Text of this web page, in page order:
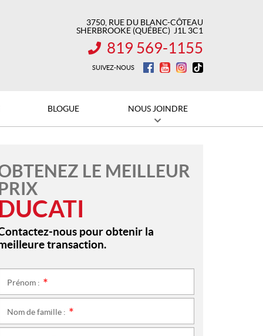
3750, RUE DU BLANC-CÔTEAU
SHERBROOKE (QUÉBEC) J1L 3C1
INFORMATION :
819 569-1155
SUIVEZ-NOUS
BLOGUE NOUS JOINDRE
LE MEILLEUR
DUCATI
nous pour obtenir la
transaction.
Prénom :
Nom de famille :